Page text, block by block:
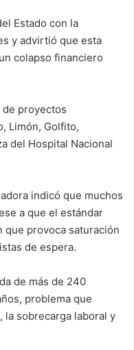
Estado con la
y advirtió que esta
colapso financiero
proyectos
Limón, Golfito,
del Hospital Nacional
indicó que muchos
a que el estándar
que provoca saturación
de espera.
de más de 240
problema que
la sobrecarga laboral y